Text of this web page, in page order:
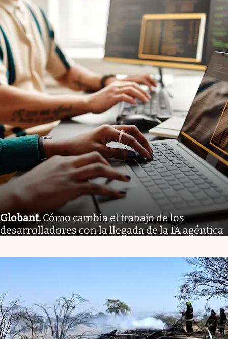
Globant. Cómo cambia el trabajo de los
desarrolladores con la llegada de la IA agéntica